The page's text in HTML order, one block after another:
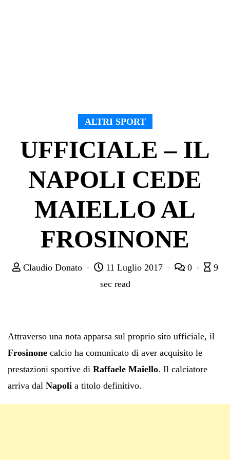
ALTRI SPORT
UFFICIALE – IL
NAPOLI CEDE
MAIELLO AL
FROSINONE
Claudio Donato 11 Luglio 2017 0
9
sec read
Attraverso una nota apparsa sul proprio sito ufficiale, il
Frosinone calcio ha comunicato di aver acquisito le
prestazioni sportive di Raffaele Maiello. Il calciatore
arriva dal Napoli a titolo definitivo.